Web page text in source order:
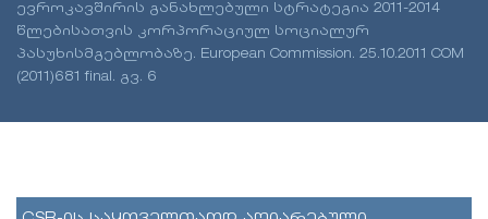
ევროკავშირის განახლებული სტრატეგია 2011-2014
წლებისათვის კორპორაციულ სოციალურ
პასუხისმგებლობაზე. European Commission. 25.10.2011 COM
(2011)681 final. გვ. 6